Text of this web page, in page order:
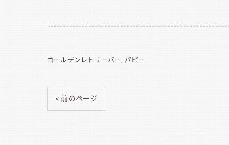
ゴールデンレトリーバー パピー
< 前のページ